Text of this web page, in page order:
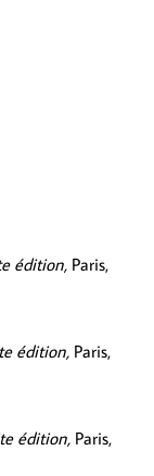
édition, Paris,
édition, Paris,
édition, Paris,